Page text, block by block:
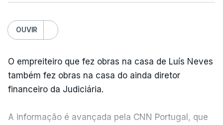
OUVIR
O empreiteiro que fez obras na casa de Luís Neves
também fez obras na casa do ainda diretor
financeiro da Judiciária.
A informação é avançada pela CNN Portugal, que